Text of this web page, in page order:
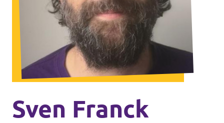
Agenda
Volt FALC
Donner
Sven Franck